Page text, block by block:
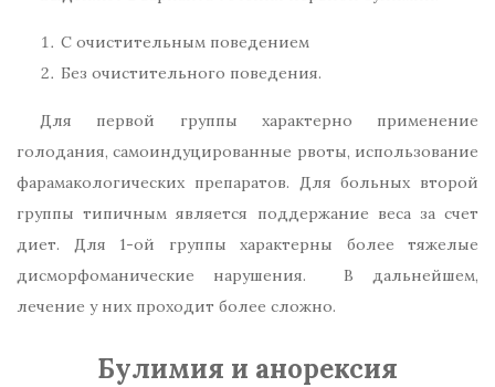
С очистительным поведением
Без очистительного поведения.
Для первой группы характерно применение
голодания, самоиндуцированные рвоты, использование
фарамакологических препаратов. Для больных второй
группы типичным является поддержание веса за счет
диет. Для 1-ой группы характерны более тяжелые
дисморфоманические нарушения. В дальнейшем,
лечение у них проходит более сложно.
Булимия и анорексия